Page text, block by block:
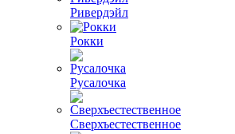
Ривердэйл
Рокки
Русалочка
Сверхъестественное